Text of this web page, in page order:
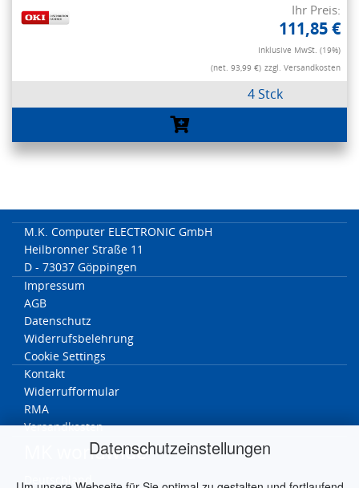
Datenschutzeinstellungen
Ihr Preis:
111,85 €
Inklusive MwSt. (19%)
(net. 93,99 €) zzgl. Versandkosten
4 Stck
M.K. Computer ELECTRONIC GmbH
Heilbronner Straße 11
D - 73037 Göppingen
Impressum
AGB
Datenschutz
Widerrufsbelehrung
Cookie Settings
Kontakt
Widerrufformular
RMA
Versandkosten
MK worldwide
Deutschland